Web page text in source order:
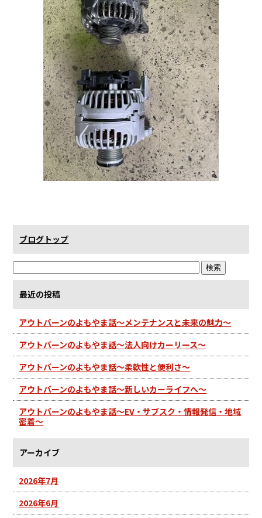
ブログトップ
最近の投稿
アウトバーンのよもやま話～メンテナンスと未来の魅力～
アウトバーンのよもやま話～法人向けカーリース～
アウトバーンのよもやま話～柔軟性と便利さ～
アウトバーンのよもやま話～新しいカーライフへ～
アウトバーンのよもやま話～EV・サブスク・情報発信・地域
密着～
アーカイブ
2026年7月
2026年6月